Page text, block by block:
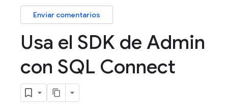
Enviar comentarios
Usa el SDK de Admin
con SQL Connect